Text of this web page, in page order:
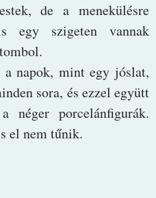
de a menekülésre
egy szigeten vannak
napok, mint egy jóslat,
sora, és ezzel együtt
porcelánfigurák.
el nem tűnik.